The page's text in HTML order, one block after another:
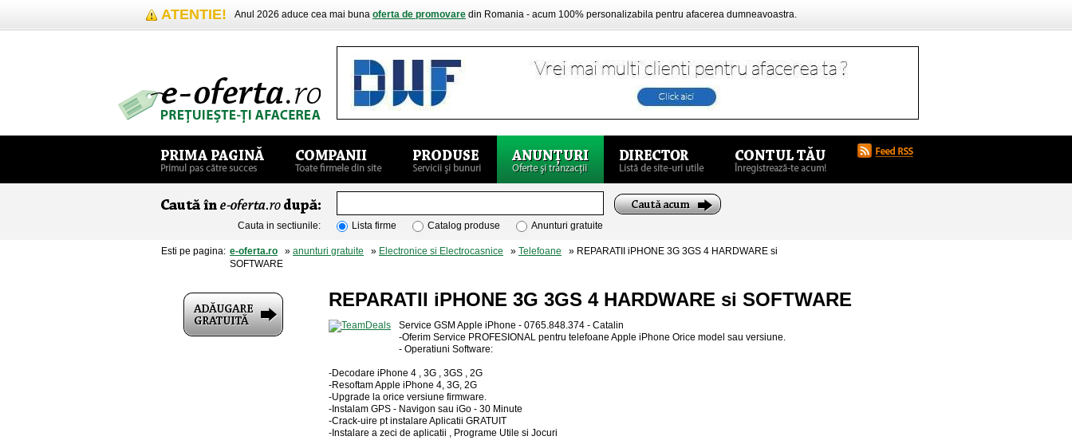
ATENTIE! Anul 2026 aduce cea mai buna oferta de promovare din Romania - acum 100% personalizabila pentru afacerea dumneavoastra.
Cauta in sectiunile: Lista firme Catalog produse Anunturi gratuite
Esti pe pagina: e-oferta.ro » anunturi gratuite » Electronice si Electrocasnice » Telefoane » REPARATII iPHONE 3G 3GS 4 HARDWARE si
SOFTWARE
REPARATII iPHONE 3G 3GS 4 HARDWARE si SOFTWARE
Service GSM Apple iPhone - 0765.848.374 - Catalin
-Oferim Service PROFESIONAL pentru telefoane Apple iPhone Orice model sau versiune.
- Operatiuni Software:
-Decodare iPhone 4 , 3G , 3GS , 2G
-Resoftam Apple iPhone 4, 3G, 2G
-Upgrade la orice versiune firmware.
-Instalam GPS - Navigon sau iGo - 30 Minute
-Crack-uire pt instalare Aplicatii GRATUIT
-Instalare a zeci de aplicatii , Programe Utile si Jocuri